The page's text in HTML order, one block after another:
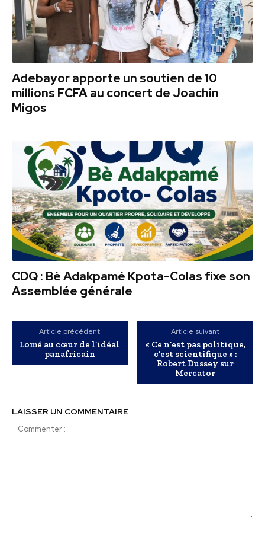
Adebayor apporte un soutien de 10
millions FCFA au concert de Joachin
Migos
CDQ : Bè Adakpamé Kpota-Colas fixe son
Assemblée générale
Article précédent
Lomé au cœur de l’idéal
panafricain
Article suivant
« Ce n’est pas politique,
c’est scientifique » :
Robert Dussey sur
Mercator
LAISSER UN COMMENTAIRE